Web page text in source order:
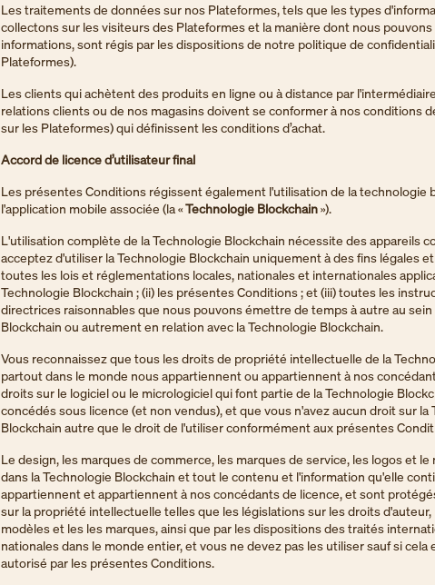
Les traitements de données sur nos Plateformes, tels que les types
collectons sur les visiteurs des Plateformes et la manière dont nous
informations, sont régis par les dispositions de notre politique de
Plateformes).
Les clients qui achètent des produits en ligne ou à distance par
relations clients ou de nos magasins doivent se conformer à nos conditions
sur les Plateformes) qui définissent les conditions d’achat.
Accord de licence d’utilisateur final
Les présentes Conditions régissent également l'utilisation de la technologie
l'application mobile associée (la «Technologie Blockchain»).
L'utilisation complète de la Technologie Blockchain nécessite des appareils
acceptez d'utiliser la Technologie Blockchain uniquement à des fins légales
toutes les lois et réglementations locales, nationales et internationales
Technologie Blockchain ; (ii) les présentes Conditions ; et (iii) toutes les
directrices raisonnables que nous pouvons émettre de temps à autre au sein
Blockchain ou autrement en relation avec la Technologie Blockchain.
Vous reconnaissez que tous les droits de propriété intellectuelle de la
partout dans le monde nous appartiennent ou appartiennent à nos
droits sur le logiciel ou le micrologiciel qui font partie de la Technologie
concédés sous licence (et non vendus), et que vous n'avez aucun droit sur la
Blockchain autre que le droit de l'utiliser conformément aux présentes
Le design, les marques de commerce, les marques de service, les logos et le
dans la Technologie Blockchain et tout le contenu et l'information qu'elle
appartiennent et appartiennent à nos concédants de licence, et sont
sur la propriété intellectuelle telles que les législations sur les droits
modèles et les les marques, ainsi que par les dispositions des traités
nationales dans le monde entier, et vous ne devez pas les utiliser sauf si
autorisé par les présentes Conditions.